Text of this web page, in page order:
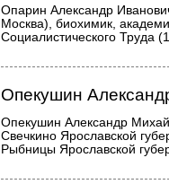
Опарин Александр
Москва), биохимик,
Социалистического Труда
Опекушин
Опекушин Александр
Свечкино Ярославской
Рыбницы Ярославской